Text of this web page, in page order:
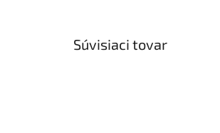
Súvisiaci tovar